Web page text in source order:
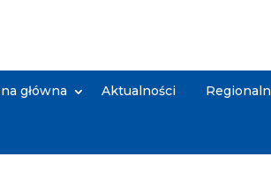
główna Aktualności